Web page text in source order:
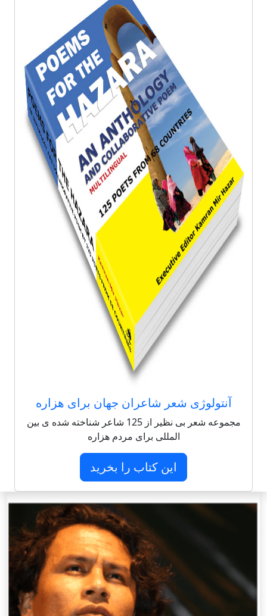
آنتولوژی شعر شاعران جهان برای هزاره
مجموعه شعر بی نظیر از 125 شاعر شناخته شده ی بین
المللی برای مردم هزاره
این کتاب را بخرید